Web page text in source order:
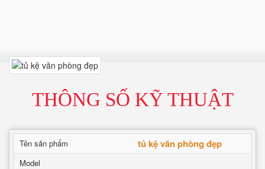
THÔNG SỐ KỸ THUẬT
Tên sản phẩm tủ kệ văn phòng đẹp
Model